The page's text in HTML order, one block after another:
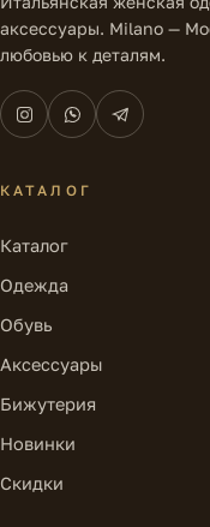
аксессуары. Milano —
любовью к деталям.
КАТАЛОГ
Каталог
Одежда
Обувь
Аксессуары
Бижутерия
Новинки
Скидки